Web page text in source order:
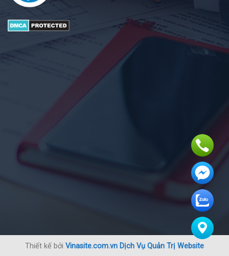
Thiết kế bởi Vinasite.com.vn Dịch Vụ Quản Trị Website